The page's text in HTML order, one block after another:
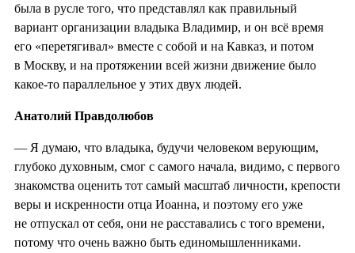
была в русле того, что представлял как правильный
вариант организации владыка Владимир, и он всё время
его «перетягивал» вместе с собой и на Кавказ, и потом
в Москву, и на протяжении всей жизни движение было
какое-то параллельное у этих двух людей.
Анатолий Правдолюбов
— Я думаю, что владыка, будучи человеком верующим,
глубоко духовным, смог с самого начала, видимо, с первого
знакомства оценить тот самый масштаб личности, крепости
веры и искренности отца Иоанна, и поэтому его уже
не отпускал от себя, они не расставались с того времени,
потому что очень важно быть единомышленниками.